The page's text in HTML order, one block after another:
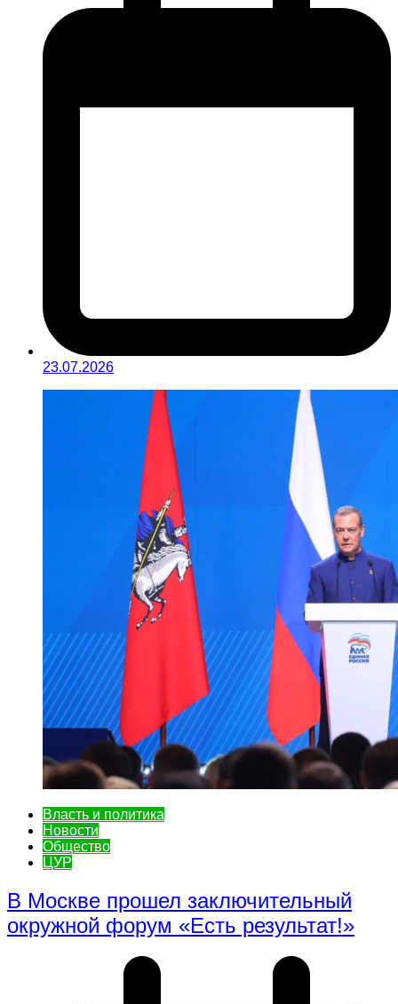
23.07.2026
Власть и политика
Новости
Общество
ЦУР
В Москве прошел заключительный
окружной форум «Есть результат!»